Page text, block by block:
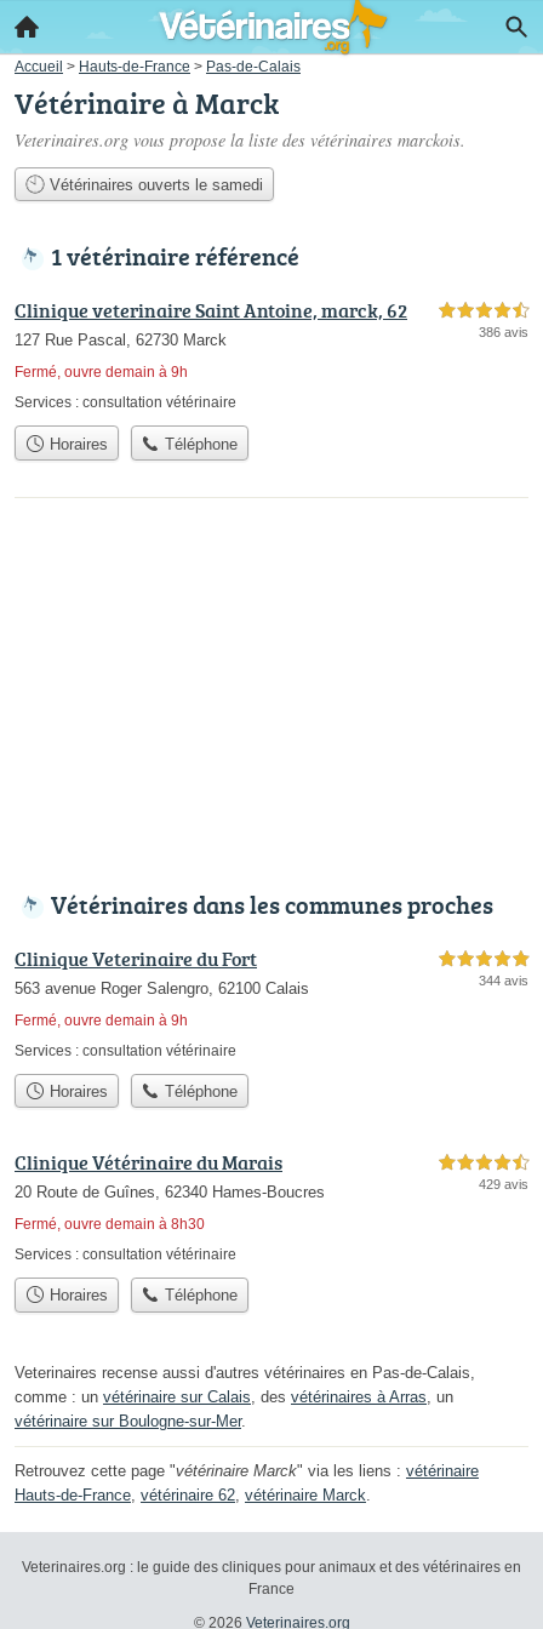
Accueil > Hauts-de-France > Pas-de-Calais
Vétérinaire à Marck
Veterinaires.org vous propose la liste des vétérinaires marckois.
Vétérinaires ouverts le samedi
1 vétérinaire référencé
Clinique veterinaire Saint Antoine, marck, 62
127 Rue Pascal, 62730 Marck
Fermé, ouvre demain à 9h
4,5 étoiles sur 5
386 avis
Services : consultation vétérinaire
Horaires Téléphone
Vétérinaires dans les communes proches
Clinique Veterinaire du Fort
563 avenue Roger Salengro, 62100 Calais
Fermé, ouvre demain à 9h
5,0 étoiles sur 5
344 avis
Services : consultation vétérinaire
Horaires Téléphone
Clinique Vétérinaire du Marais
20 Route de Guînes, 62340 Hames-Boucres
Fermé, ouvre demain à 8h30
4,5 étoiles sur 5
429 avis
Services : consultation vétérinaire
Horaires Téléphone
Veterinaires recense aussi d'autres vétérinaires en Pas-de-Calais,
comme : un vétérinaire sur Calais , des vétérinaires à Arras , un
vétérinaire sur Boulogne-sur-Mer.
Retrouvez cette page "vétérinaire Marck" via les liens : vétérinaire
Hauts-de-France vétérinaire 62 vétérinaire Marck
Veterinaires.org : le guide des cliniques pour animaux et des vétérinaires en
France
© 2026 Veterinaires.org